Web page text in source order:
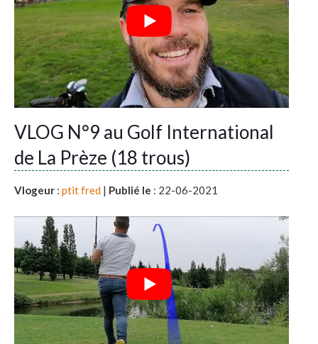
VLOG N°9 au Golf International
de La Prèze (18 trous)
Vlogeur : ptit fred | Publié le : 22-06-2021